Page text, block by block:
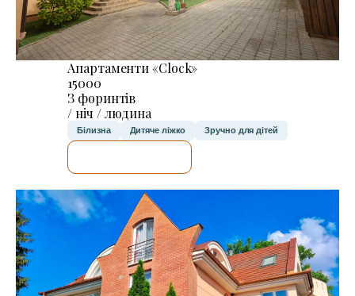
Апартаменти «Clock»
15000
З форинтів
/ ніч / людина
Білизна Дитяче ліжко Зручно для дітей